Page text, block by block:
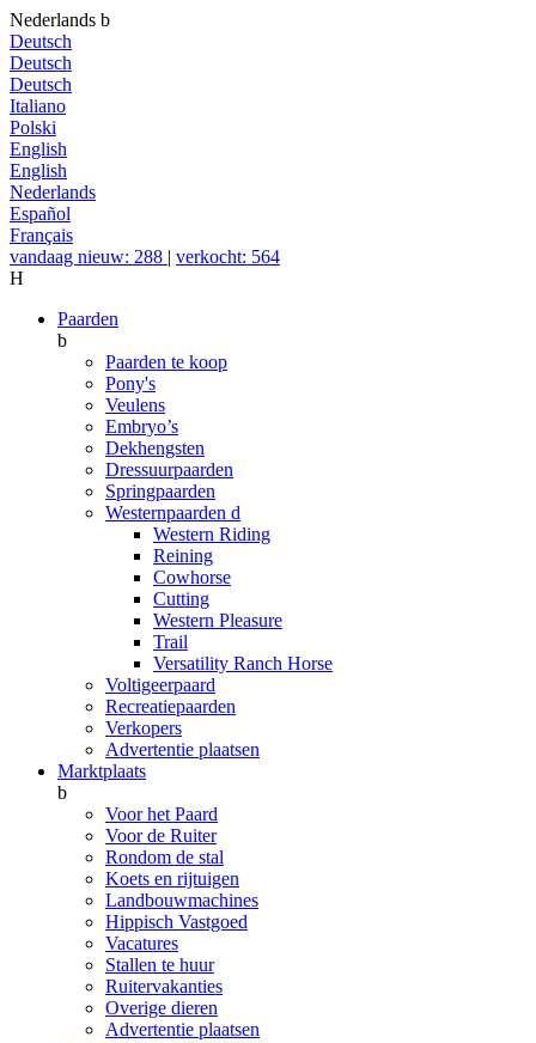
Nederlands b
Deutsch
Deutsch
Deutsch
Italiano
Polski
English
English
Nederlands
Español
Français
vandaag nieuw: 288 | verkocht: 564
H
Paarden
b
Paarden te koop
Pony's
Veulens
Embryo’s
Dekhengsten
Dressuurpaarden
Springpaarden
Westernpaarden d
Western Riding
Reining
Cowhorse
Cutting
Western Pleasure
Trail
Versatility Ranch Horse
Voltigeerpaard
Recreatiepaarden
Verkopers
Advertentie plaatsen
Marktplaats
b
Voor het Paard
Voor de Ruiter
Rondom de stal
Koets en rijtuigen
Landbouwmachines
Hippisch Vastgoed
Vacatures
Stallen te huur
Ruitervakanties
Overige dieren
Advertentie plaatsen